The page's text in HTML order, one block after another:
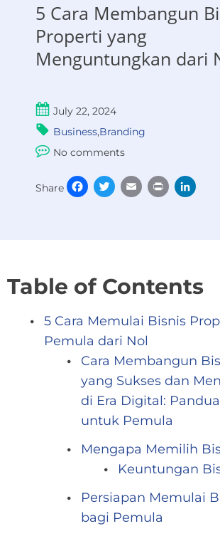
5 Cara Membangun
Properti yang
Menguntungkan dari
July 22, 2024
Business,Branding
No comments
Share Facebook
TwitterEmail Print
Table of Contents
5 Cara Memulai Bisnis
Pemula dari Nol
Cara Membangun
yang Sukses dan
di Era Digital:
untuk Pemula
Mengapa Memilih
Keuntungan
Persiapan Memulai
bagi Pemula